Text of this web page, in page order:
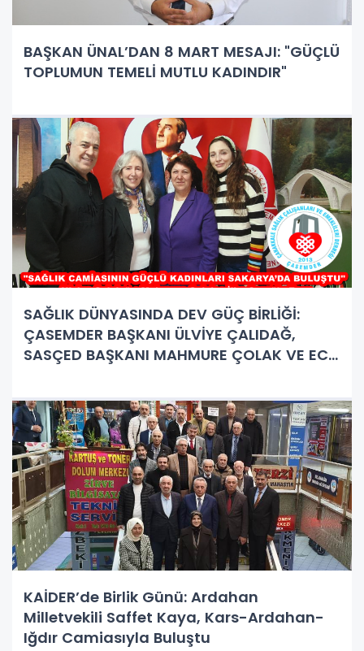
BAŞKAN ÜNAL’DAN 8 MART MESAJI: "GÜÇLÜ
TOPLUMUN TEMELİ MUTLU KADINDIR"
SAĞLIK DÜNYASINDA DEV GÜÇ BİRLİĞİ:
ÇASEMDER BAŞKANI ÜLVİYE ÇALIDAĞ,
SASÇED BAŞKANI MAHMURE ÇOLAK VE ECZ.
KAİDER’de Birlik Günü: Ardahan
Milletvekili Saffet Kaya, Kars-Ardahan-
Iğdır Camiasıyla Buluştu